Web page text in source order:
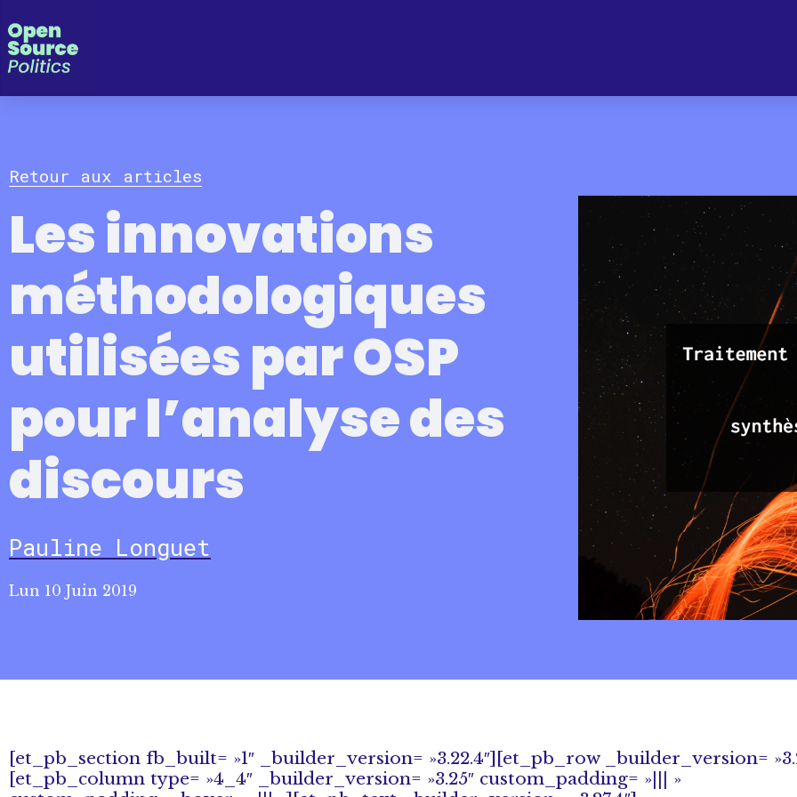
Retour aux articles
Les innovations
méthodologiques
utilisées par OSP
pour l’analyse des
discours
Pauline Longuet
Lun 10 Juin 2019
[et_pb_section fb_built= »1″ _builder_version= »3.22.4″][et_pb_row _builder_version=
[et_pb_column type= »4_4″ _builder_version= »3.25″ custom_padding= »||| »